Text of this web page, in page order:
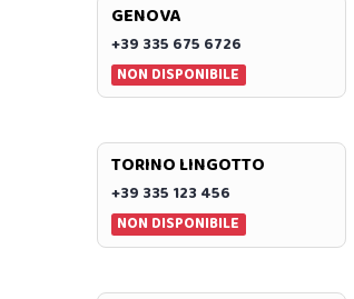
GENOVA
+39 335 675 6726
NON DISPONIBILE
TORINO LINGOTTO
+39 335 123 456
NON DISPONIBILE